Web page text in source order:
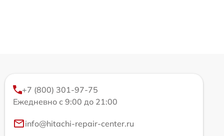
+7 (800) 301-97-75
Ежедневно с 9:00 до 21:00
info@hitachi-repair-center.ru